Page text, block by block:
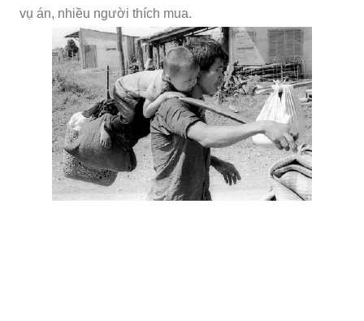
vụ án, nhiều người thích mua.